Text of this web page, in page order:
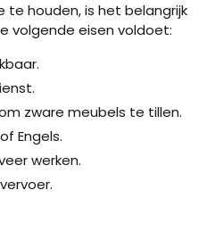
houden, is het belangrijk
volgende eisen voldoet:
zware meubels te tillen.
Engels.
werken.